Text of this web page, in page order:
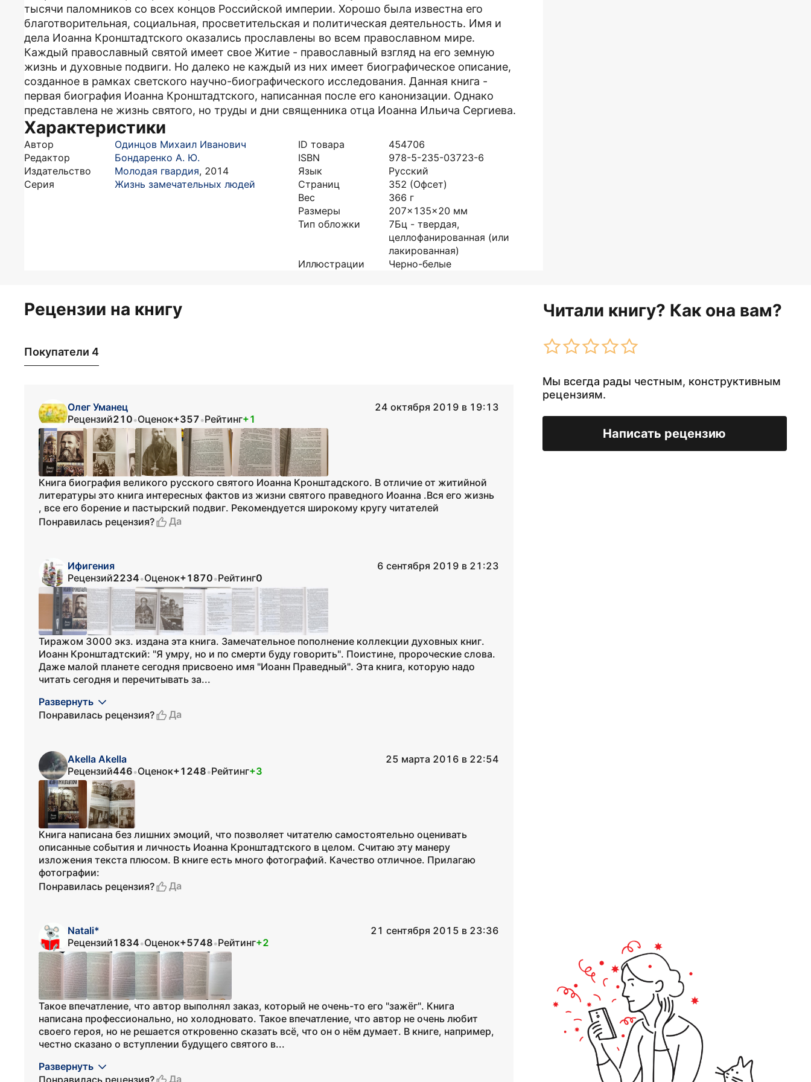
тысячи паломников со всех концов Российской империи. Хорошо была известна его
благотворительная, социальная, просветительская и политическая деятельность. Имя и
дела Иоанна Кронштадтского оказались прославлены во всем православном мире.
Каждый православный святой имеет свое Житие - православный взгляд на его земную
жизнь и духовные подвиги. Но далеко не каждый из них имеет биографическое описание,
созданное в рамках светского научно-биографического исследования. Данная книга -
первая биография Иоанна Кронштадтского, написанная после его канонизации. Однако
представлена не жизнь святого, но труды и дни священника отца Иоанна Ильича Сергиева.
Характеристики
Автор
Одинцов Михаил Иванович
Редактор
Бондаренко А. Ю.
Издательство
Молодая гвардия, 2014
Серия
Жизнь замечательных людей
ID товара
454706
ISBN
978-5-235-03723-6
Язык
Русский
Страниц
352 (Офсет)
Вес
366 г
Размеры
207x135x20 мм
Тип обложки
7Бц - твердая,
целлофанированная (или
лакированная)
Иллюстрации
Черно-белые
Рецензии на книгу Читали книгу? Как она вам?
Мы всегда рады честным, конструктивным
рецензиям.
Написать рецензию
Покупатели 4
Олег Уманец
24 октября 2019 в 19:13
Рецензий210•Оценок+357•Рейтинг+1
Книга биография великого русского святого Иоанна Кронштадского. В отличие от житийной
литературы это книга интересных фактов из жизни святого праведного Иоанна .Вся его жизнь
, все его борение и пастырский подвиг. Рекомендуется широкому кругу читателей
Понравилась рецензия?
Да
Ифигения
6 сентября 2019 в 21:23
Рецензий2234•Оценок+1870•Рейтинг0
Тиражом 3000 экз. издана эта книга. Замечательное пополнение коллекции духовных книг.
Иоанн Кронштадтский: "Я умру, но и по смерти буду говорить". Поистине, пророческие слова.
Даже малой планете сегодня присвоено имя "Иоанн Праведный". Эта книга, которую надо
читать сегодня и перечитывать за...
Развернуть
Понравилась рецензия?
Да
Akella Akella
25 марта 2016 в 22:54
Рецензий446•Оценок+1248•Рейтинг+3
Книга написана без лишних эмоций, что позволяет читателю самостоятельно оценивать
описанные события и личность Иоанна Кронштадтского в целом. Считаю эту манеру
изложения текста плюсом. В книге есть много фотографий. Качество отличное. Прилагаю
фотографии:
Понравилась рецензия?
Да
Natali*
21 сентября 2015 в 23:36
Рецензий1834•Оценок+5748•Рейтинг+2
Такое впечатление, что автор выполнял заказ, который не очень-то его "зажёг". Книга
написана профессионально, но холодновато. Такое впечатление, что автор не очень любит
своего героя, но не решается откровенно сказать всё, что он о нём думает. В книге, например,
честно сказано о вступлении будущего святого в...
Развернуть
Понравилась рецензия?
Да